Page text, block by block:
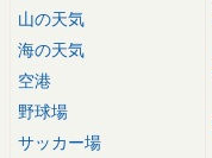
山の天気
海の天気
空港
野球場
サッカー場